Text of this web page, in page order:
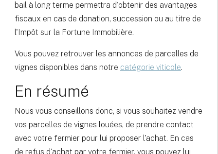
bail à long terme permettra d'obtenir des avantages
fiscaux en cas de donation, succession ou au titre de
l'Impôt sur la Fortune Immobilière.
Vous pouvez retrouver les annonces de parcelles de
vignes disponibles dans notre catégorie viticole.
En résumé
Nous vous conseillons donc, si vous souhaitez vendre
vos parcelles de vignes louées, de prendre contact
avec votre fermier pour lui proposer l'achat. En cas
de refus d'achat par votre fermier, vous pouvez lui